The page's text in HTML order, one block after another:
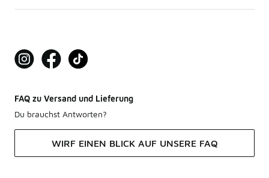
FAQ zu Versand und Lieferung
Du brauchst Antworten?
WIRF EINEN BLICK AUF UNSERE FAQ